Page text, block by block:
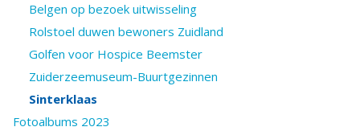
Belgen op bezoek uitwisseling
Rolstoel duwen bewoners Zuidland
Golfen voor Hospice Beemster
Zuiderzeemuseum-Buurtgezinnen
Sinterklaas
Fotoalbums 2023